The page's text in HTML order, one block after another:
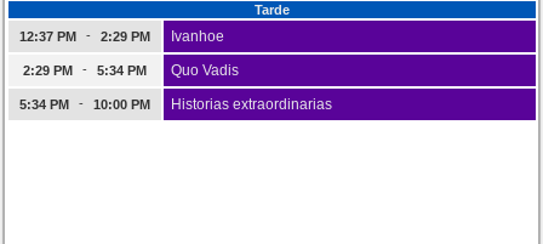
Tarde
12:37 PM
- 2:29 PM Ivanhoe
2:29 PM - 5:34 PM Quo Vadis
5:34 PM - 10:00 PM Historias extraordinarias